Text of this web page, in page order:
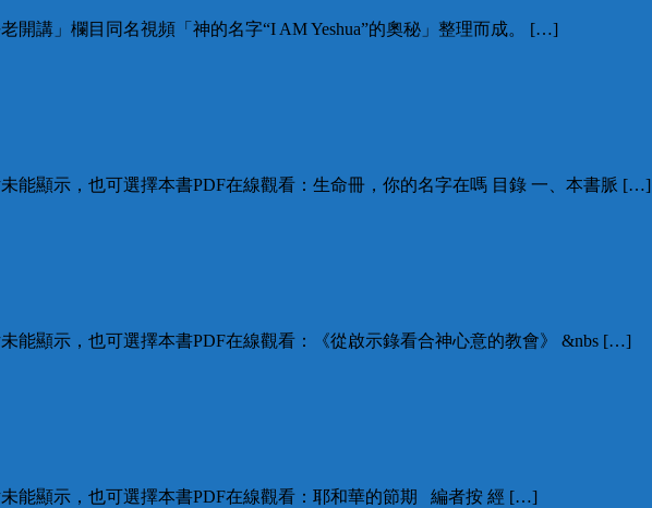
開講」欄目同名視頻「神的名字“I AM Yeshua”的奧秘」整理而成。 […]
能顯示，也可選擇本書PDF在線觀看：生命冊，你的名字在嗎 目錄 一、本書脈 […]
能顯示，也可選擇本書PDF在線觀看：《從啟示錄看合神心意的教會》 &nbs […]
能顯示，也可選擇本書PDF在線觀看：耶和華的節期 編者按 經 […]